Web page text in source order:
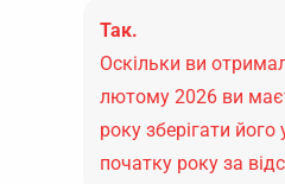
Так.
Оскільки ви
лютому 2026 ви
року зберігати
початку року за